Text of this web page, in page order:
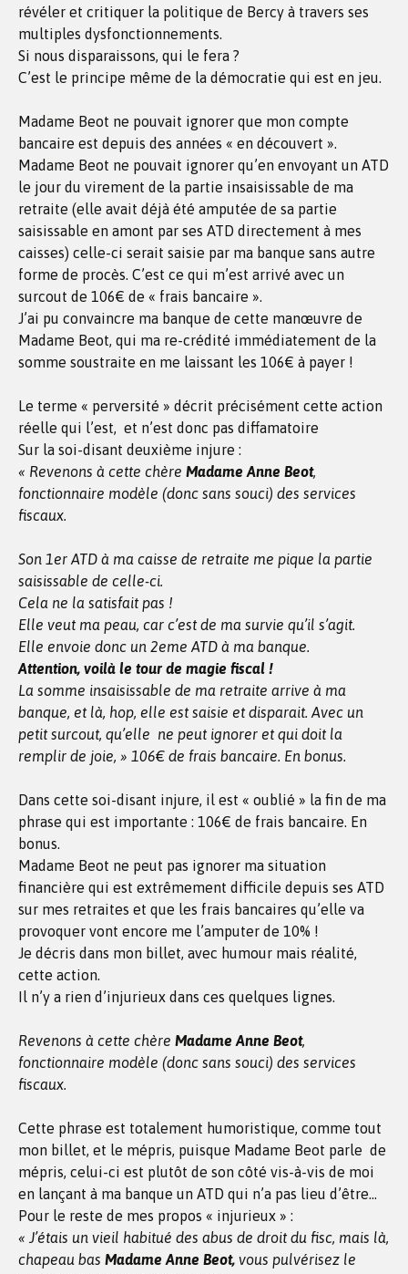
révéler et critiquer la politique de Bercy à travers ses
multiples dysfonctionnements.
Si nous disparaissons, qui le fera ?
C’est le principe même de la démocratie qui est en jeu.
Madame Beot ne pouvait ignorer que mon compte
bancaire est depuis des années « en découvert ».
Madame Beot ne pouvait ignorer qu’en envoyant un ATD
le jour du virement de la partie insaisissable de ma
retraite (elle avait déjà été amputée de sa partie
saisissable en amont par ses ATD directement à mes
caisses) celle-ci serait saisie par ma banque sans autre
forme de procès. C’est ce qui m’est arrivé avec un
surcout de 106€ de « frais bancaire ».
J’ai pu convaincre ma banque de cette manœuvre de
Madame Beot, qui ma re-crédité immédiatement de la
somme soustraite en me laissant les 106€ à payer !
Le terme « perversité » décrit précisément cette action
réelle qui l’est, et n’est donc pas diffamatoire
Sur la soi-disant deuxième injure :
« Revenons à cette chère Madame Anne Beot,
fonctionnaire modèle (donc sans souci) des services
fiscaux.
Son 1er ATD à ma caisse de retraite me pique la partie
saisissable de celle-ci.
Cela ne la satisfait pas !
Elle veut ma peau, car c’est de ma survie qu’il s’agit.
Elle envoie donc un 2eme ATD à ma banque.
Attention, voilà le tour de magie fiscal !
La somme insaisissable de ma retraite arrive à ma
banque, et là, hop, elle est saisie et disparait. Avec un
petit surcout, qu’elle ne peut ignorer et qui doit la
remplir de joie, » 106€ de frais bancaire. En bonus.
Dans cette soi-disant injure, il est « oublié » la fin de ma
phrase qui est importante : 106€ de frais bancaire. En
bonus.
Madame Beot ne peut pas ignorer ma situation
financière qui est extrêmement difficile depuis ses ATD
sur mes retraites et que les frais bancaires qu’elle va
provoquer vont encore me l’amputer de 10% !
Je décris dans mon billet, avec humour mais réalité,
cette action.
Il n’y a rien d’injurieux dans ces quelques lignes.
Revenons à cette chère Madame Anne Beot,
fonctionnaire modèle (donc sans souci) des services
fiscaux.
Cette phrase est totalement humoristique, comme tout
mon billet, et le mépris, puisque Madame Beot parle de
mépris, celui-ci est plutôt de son côté vis-à-vis de moi
en lançant à ma banque un ATD qui n’a pas lieu d’être…
Pour le reste de mes propos « injurieux » :
« J’étais un vieil habitué des abus de droit du fisc, mais là,
chapeau bas Madame Anne Beot, vous pulvérisez le